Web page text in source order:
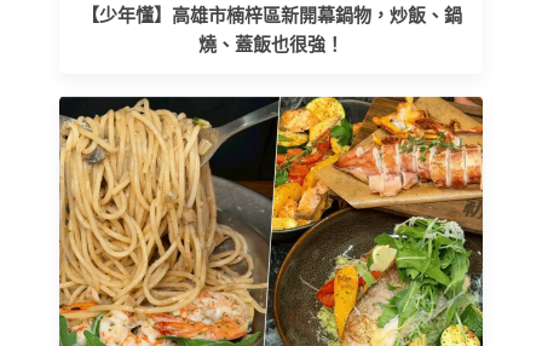
【少年懂】高雄市楠梓區新開幕鍋物，炒飯、鍋
燒、蓋飯也很強！